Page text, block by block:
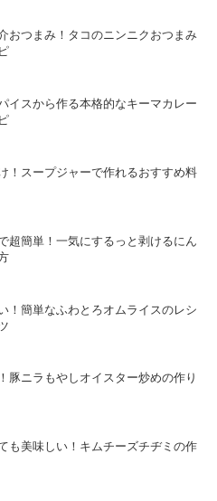
おつまみ！タコのニンニクおつまみ
イスから作る本格的なキーマカレー
！スープジャーで作れるおすすめ料
超簡単！一気にするっと剥けるにん
！簡単なふわとろオムライスのレシ
豚ニラもやしオイスター炒めの作り
も美味しい！キムチーズチヂミの作